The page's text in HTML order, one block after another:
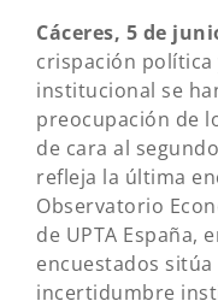
Cáceres, 5 de
crispación
institucional se
preocupación de
de cara al
refleja la última
Observatorio
de UPTA España,
encuestados
incertidumbre